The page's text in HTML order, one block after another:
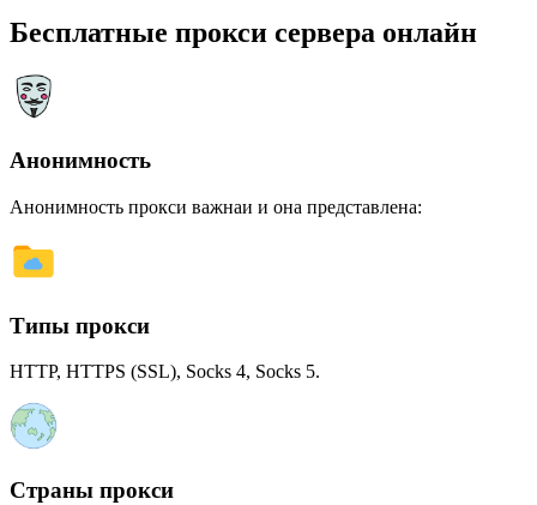
Бесплатные прокси сервера онлайн
Анонимность
Анонимность прокси важнаи и она представлена:
Типы прокси
HTTP, HTTPS (SSL), Socks 4, Socks 5.
Страны прокси